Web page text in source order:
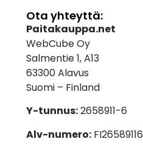
Ota yhteyttä:
Paitakauppa.net
WebCube Oy
Salmentie 1, A13
63300 Alavus
Suomi – Finland
Y-tunnus:2658911-6
Alv-numero:FI26589116